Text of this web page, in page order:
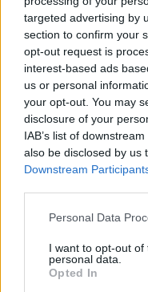
targeted advertising by
section to confirm your
opt-out request is
interest-based ads
us or personal
your opt-out. You may
disclosure of your
IAB’s list of
also be disclosed by us
Downstream
Personal Data
I want to opt-out
personal data.
Opted In
Πλήρης απασχόληση,
Πλήρης και μόνιμη
Θέσεις εργασίας